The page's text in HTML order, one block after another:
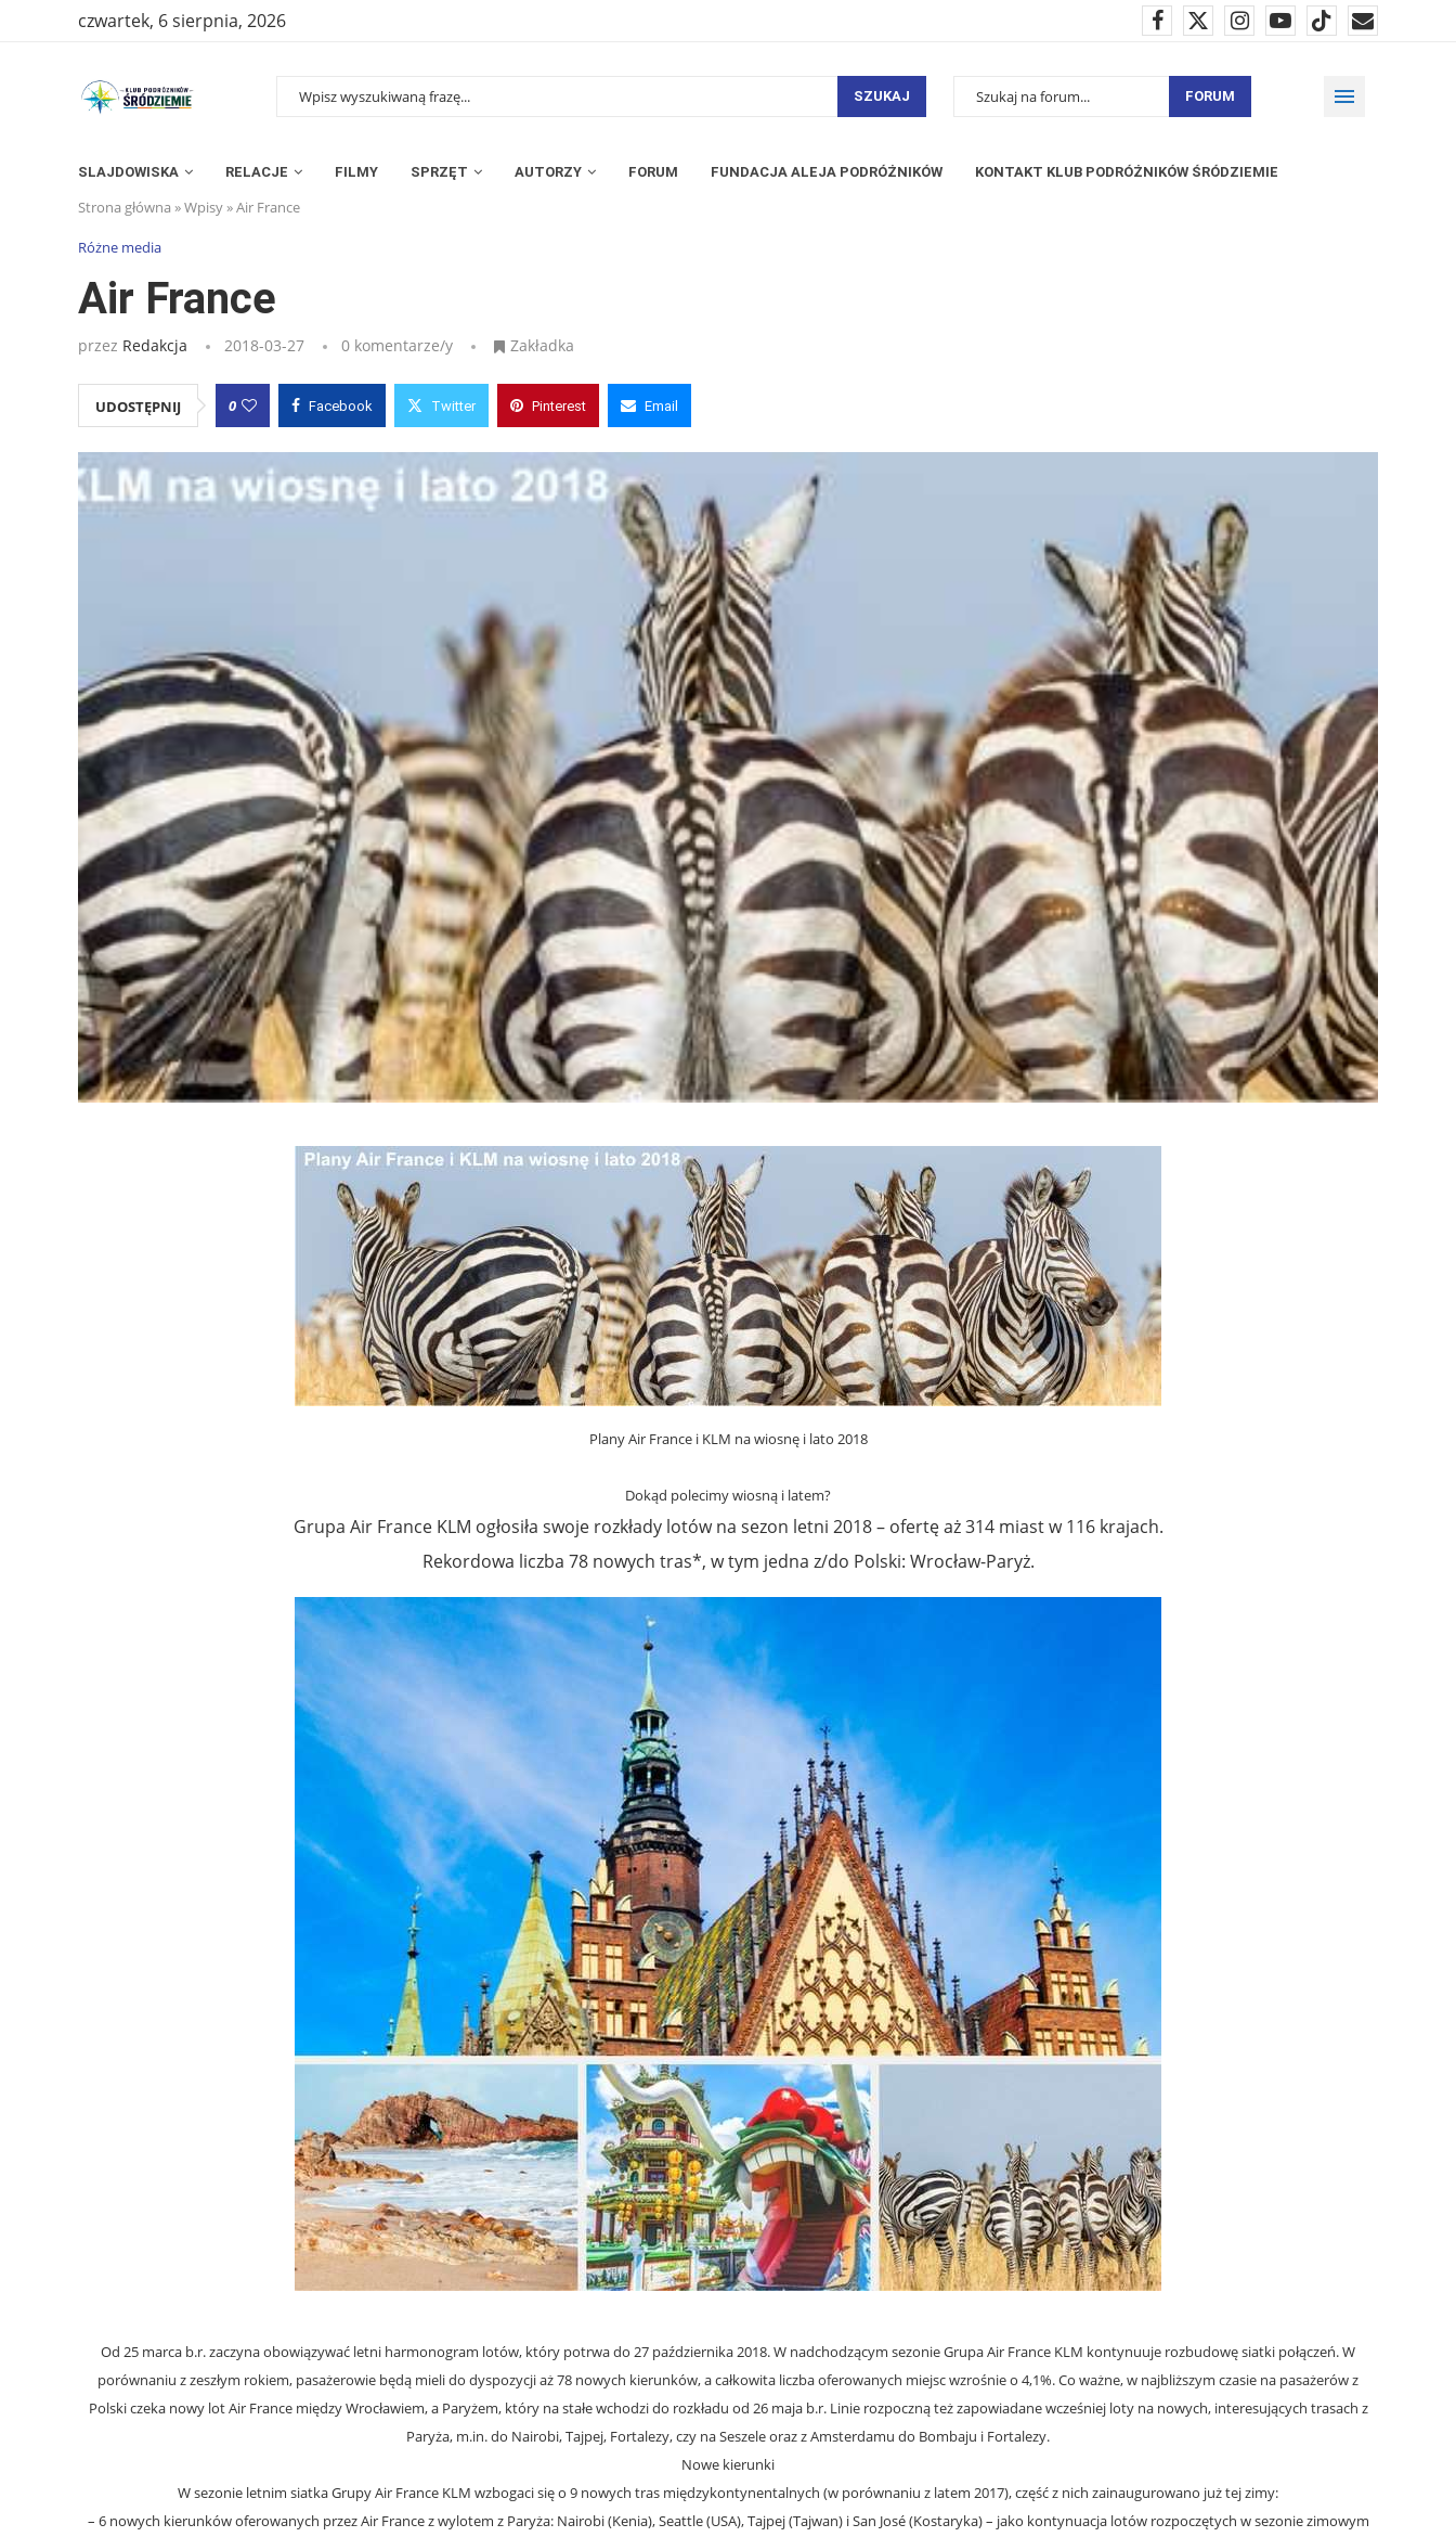
czwartek, 6 sierpnia, 2026
SZUKAJ FORUM
SLAJDOWISKA RELACJE FILMY SPRZĘT AUTORZY FORUM FUNDACJA ALEJA PODRÓŻNIKÓW KONTAKT KLUB PODRÓŻNIKÓW ŚRÓDZIEMIE
Strona główna »Wpisy»Air France
Różne media
Air France
przez Redakcja 2018-03-27 0 komentarze/y Zakładka
UDOSTĘPNIJ 0 Facebook Twitter Pinterest Email
Plany Air France i KLM na wiosnę i lato 2018
Dokąd polecimy wiosną i latem?
Grupa Air France KLM ogłosiła swoje rozkłady lotów na sezon letni 2018 – ofertę aż 314 miast w 116 krajach.
Rekordowa liczba 78 nowych tras*, w tym jedna z/do Polski: Wrocław-Paryż.
Od 25 marca b.r. zaczyna obowiązywać letni harmonogram lotów, który potrwa do 27 października 2018. W nadchodzącym sezonie Grupa Air France KLM kontynuuje rozbudowę siatki połączeń. W
porównaniu z zeszłym rokiem, pasażerowie będą mieli do dyspozycji aż 78 nowych kierunków, a całkowita liczba oferowanych miejsc wzrośnie o 4,1%. Co ważne, w najbliższym czasie na pasażerów z
Polski czeka nowy lot Air France między Wrocławiem, a Paryżem, który na stałe wchodzi do rozkładu od 26 maja b.r. Linie rozpoczną też zapowiadane wcześniej loty na nowych, interesujących trasach z
Paryża, m.in. do Nairobi, Tajpej, Fortalezy, czy na Seszele oraz z Amsterdamu do Bombaju i Fortalezy.
Nowe kierunki
W sezonie letnim siatka Grupy Air France KLM wzbogaci się o 9 nowych tras międzykontynentalnych (w porównaniu z latem 2017), część z nich zainaugurowano już tej zimy:
– 6 nowych kierunków oferowanych przez Air France z wylotem z Paryża: Nairobi (Kenia), Seattle (USA), Tajpej (Tajwan) i San José (Kostaryka) – jako kontynuacja lotów rozpoczętych w sezonie zimowym